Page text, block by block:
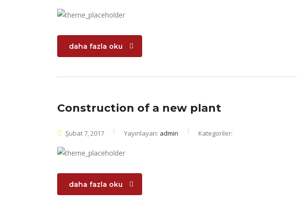
daha fazla oku
Construction of a new plant
Şubat 7, 2017 Yayınlayan: admin Kategoriler:
daha fazla oku